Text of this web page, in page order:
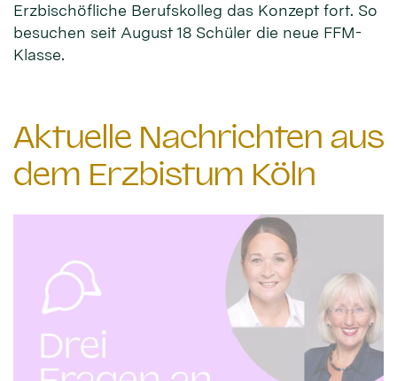
Erzbischöfliche Berufskolleg das Konzept fort. So
besuchen seit August 18 Schüler die neue FFM-
Klasse.
Aktuelle Nachrichten aus
dem Erzbistum Köln